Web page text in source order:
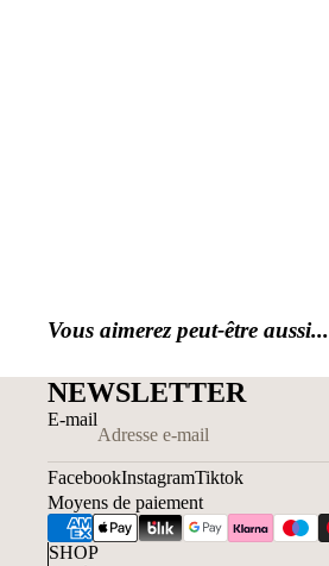
Vous aimerez peut-être aussi...
NEWSLETTER
E-mail
FacebookInstagramTiktok
Moyens de paiement
SHOP